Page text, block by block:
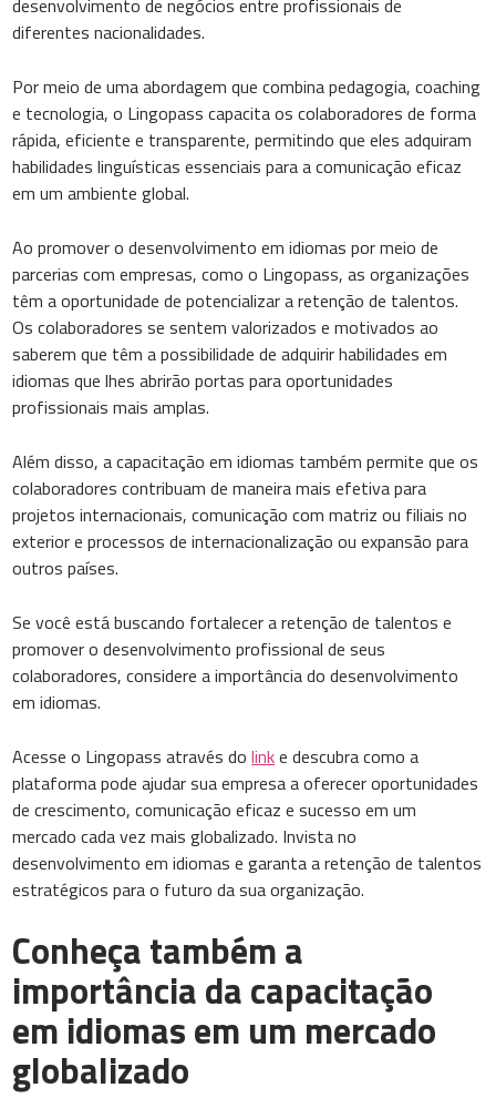
desenvolvimento de negócios entre profissionais de
diferentes nacionalidades.
Por meio de uma abordagem que combina pedagogia, coaching
e tecnologia, o Lingopass capacita os colaboradores de forma
rápida, eficiente e transparente, permitindo que eles adquiram
habilidades linguísticas essenciais para a comunicação eficaz
em um ambiente global.
Ao promover o desenvolvimento em idiomas por meio de
parcerias com empresas, como o Lingopass, as organizações
têm a oportunidade de potencializar a retenção de talentos.
Os colaboradores se sentem valorizados e motivados ao
saberem que têm a possibilidade de adquirir habilidades em
idiomas que lhes abrirão portas para oportunidades
profissionais mais amplas.
Além disso, a capacitação em idiomas também permite que os
colaboradores contribuam de maneira mais efetiva para
projetos internacionais, comunicação com matriz ou filiais no
exterior e processos de internacionalização ou expansão para
outros países.
Se você está buscando fortalecer a retenção de talentos e
promover o desenvolvimento profissional de seus
colaboradores, considere a importância do desenvolvimento
em idiomas.
Acesse o Lingopass através dolinke descubra como a
plataforma pode ajudar sua empresa a oferecer oportunidades
de crescimento, comunicação eficaz e sucesso em um
mercado cada vez mais globalizado. Invista no
desenvolvimento em idiomas e garanta a retenção de talentos
estratégicos para o futuro da sua organização.
Conheça também a
importância da capacitação
em idiomas em um mercado
globalizado